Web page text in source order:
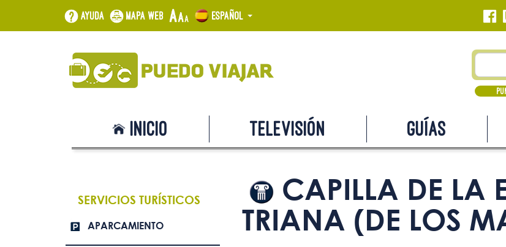
Ayuda Mapa web Español
Inicio Televisión Guías
SERVICIOS TURÍSTICOS
APARCAMIENTO
CAPILLA DE LA
TRIANA (DE LOS